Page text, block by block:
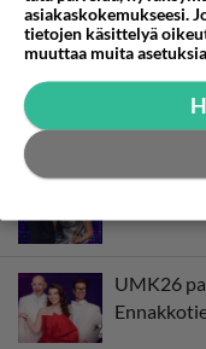
videolla -
Linda
UMK26
asiakaskokemukseesi.
tietojen käsittelyä
muuttaa muita